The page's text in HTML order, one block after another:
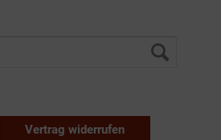
Vertrag widerrufen